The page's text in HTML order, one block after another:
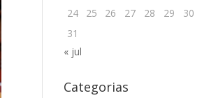
24
25 26 27 28 29
30
31
« jul
Categorias